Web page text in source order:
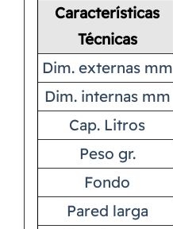
Características
Técnicas
Dim. externas mm
Dim. internas mm
Cap. Litros
Peso gr.
Fondo
Pared larga